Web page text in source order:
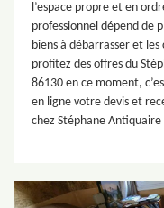
l’espace propre et en
professionnel dépend de
biens à débarrasser et les
profitez des offres du
86130 en ce moment,
en ligne votre devis et
chez Stéphane Antiquaire